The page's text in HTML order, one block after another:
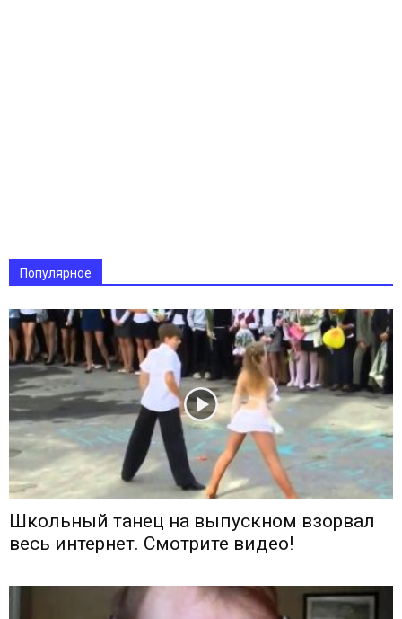
Популярное
Школьный танец на выпускном взорвал
весь интернет. Смотрите видео!